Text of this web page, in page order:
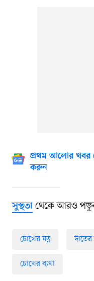
প্রথম আলোর খবর
করুন
সুস্থতাথেকে আরও
চোখের যত্ন দাঁতের
চোখের ব্যথা